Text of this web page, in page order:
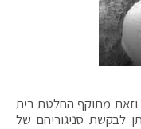
וזאת מתוקף החלטת בית
לבקשת סניגוריהם של